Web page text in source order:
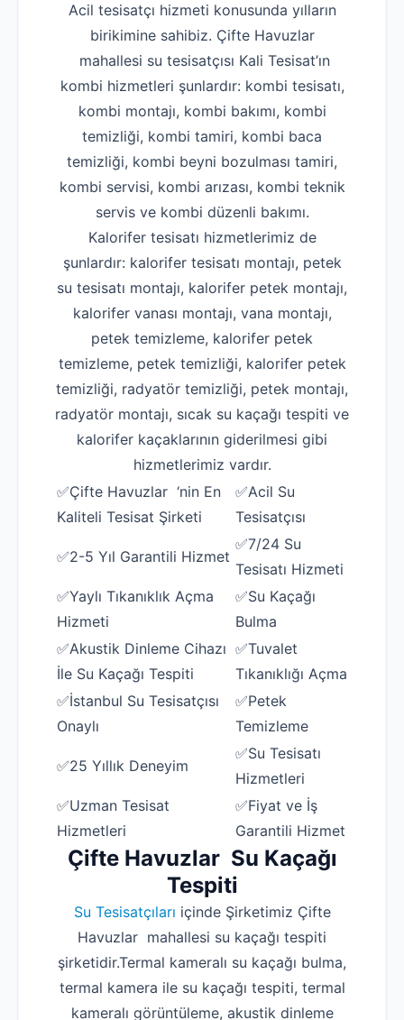
Acil tesisatçı hizmeti konusunda yılların
birikimine sahibiz. Çifte Havuzlar
mahallesi su tesisatçısı Kali Tesisat’ın
kombi hizmetleri şunlardır: kombi tesisatı,
kombi montajı, kombi bakımı, kombi
temizliği, kombi tamiri, kombi baca
temizliği, kombi beyni bozulması tamiri,
kombi servisi, kombi arızası, kombi teknik
servis ve kombi düzenli bakımı.
Kalorifer tesisatı hizmetlerimiz de
şunlardır: kalorifer tesisatı montajı, petek
su tesisatı montajı, kalorifer petek montajı,
kalorifer vanası montajı, vana montajı,
petek temizleme, kalorifer petek
temizleme, petek temizliği, kalorifer petek
temizliği, radyatör temizliği, petek montajı,
radyatör montajı, sıcak su kaçağı tespiti ve
kalorifer kaçaklarının giderilmesi gibi
hizmetlerimiz vardır.
✅Çifte Havuzlar ‘nin En
Kaliteli Tesisat Şirketi
✅Acil Su
Tesisatçısı
✅2-5 Yıl Garantili Hizmet
✅7/24 Su
Tesisatı Hizmeti
✅Yaylı Tıkanıklık Açma
Hizmeti
✅Su Kaçağı
Bulma
✅Akustik Dinleme Cihazı
İle Su Kaçağı Tespiti
✅Tuvalet
Tıkanıklığı Açma
✅İstanbul Su Tesisatçısı
Onaylı
✅Petek
Temizleme
✅25 Yıllık Deneyim
✅Su Tesisatı
Hizmetleri
✅Uzman Tesisat
Hizmetleri
✅Fiyat ve İş
Garantili Hizmet
Çifte Havuzlar Su Kaçağı
Tespiti
Su Tesisatçıları içinde Şirketimiz Çifte
Havuzlar mahallesi su kaçağı tespiti
şirketidir.Termal kameralı su kaçağı bulma,
termal kamera ile su kaçağı tespiti, termal
kameralı görüntüleme, akustik dinleme